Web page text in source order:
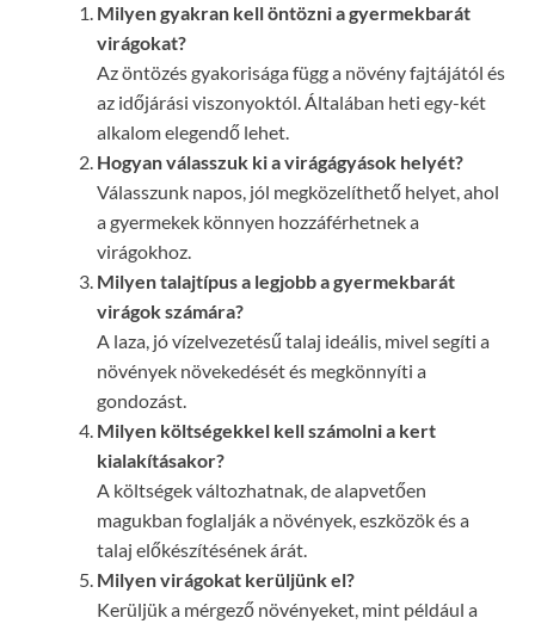
Milyen gyakran kell öntözni a gyermekbarát
virágokat?
Az öntözés gyakorisága függ a növény fajtájától és
az időjárási viszonyoktól. Általában heti egy-két
alkalom elegendő lehet.
Hogyan válasszuk ki a virágágyások helyét?
Válasszunk napos, jól megközelíthető helyet, ahol
a gyermekek könnyen hozzáférhetnek a
virágokhoz.
Milyen talajtípus a legjobb a gyermekbarát
virágok számára?
A laza, jó vízelvezetésű talaj ideális, mivel segíti a
növények növekedését és megkönnyíti a
gondozást.
Milyen költségekkel kell számolni a kert
kialakításakor?
A költségek változhatnak, de alapvetően
magukban foglalják a növények, eszközök és a
talaj előkészítésének árát.
Milyen virágokat kerüljünk el?
Kerüljük a mérgező növényeket, mint például a